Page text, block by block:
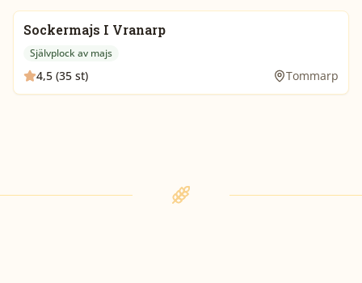
Sockermajs I Vranarp
Självplock av majs
4,5 (35 st) Tommarp